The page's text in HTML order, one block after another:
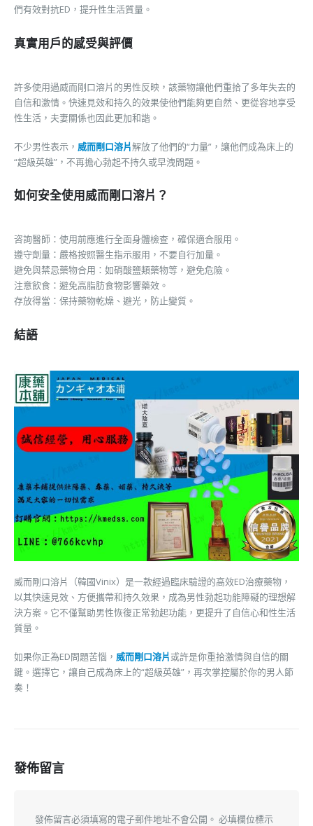
們有效對抗ED，提升性生活質量。
真實用戶的感受與評價
許多使用過威而剛口溶片的男性反映，該藥物讓他們重拾了多年失去的
自信和激情。快速見效和持久的效果使他們能夠更自然、更從容地享受
性生活，夫妻關係也因此更加和諧。
不少男性表示， 威而剛口溶片解放了他們的“力量”，讓他們成為床上的
“超級英雄”，不再擔心勃起不持久或早洩問題。
如何安全使用威而剛口溶片？
咨詢醫師：使用前應進行全面身體檢查，確保適合服用。
遵守劑量：嚴格按照醫生指示服用，不要自行加量。
避免與禁忌藥物合用：如硝酸鹽類藥物等，避免危險。
注意飲食：避免高脂肪食物影響藥效。
存放得當：保持藥物乾燥、避光，防止變質。
結語
威而剛口溶片（韓國Vinix）是一款經過臨床驗證的高效ED治療藥物，
以其快速見效、方便攜帶和持久效果，成為男性勃起功能障礙的理想解
決方案。它不僅幫助男性恢復正常勃起功能，更提升了自信心和性生活
質量。
如果你正為ED問題苦惱， 威而剛口溶片或許是你重拾激情與自信的關
鍵。選擇它，讓自己成為床上的“超級英雄”，再次掌控屬於你的男人節
奏！
發佈留言
發佈留言必須填寫的電子郵件地址不會公開。 必填欄位標示